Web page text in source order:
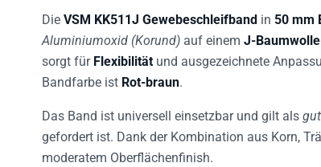
Die VSM KK511J Gewebeschleifband in 50 mm
Aluminiumoxid (Korund) auf einem J-
sorgt für Flexibilität und ausgezeichnete
Bandfarbe ist Rot-braun.
Das Band ist universell einsetzbar und gilt als
gefordert ist. Dank der Kombination aus Korn,
moderatem Oberflächenfinish.